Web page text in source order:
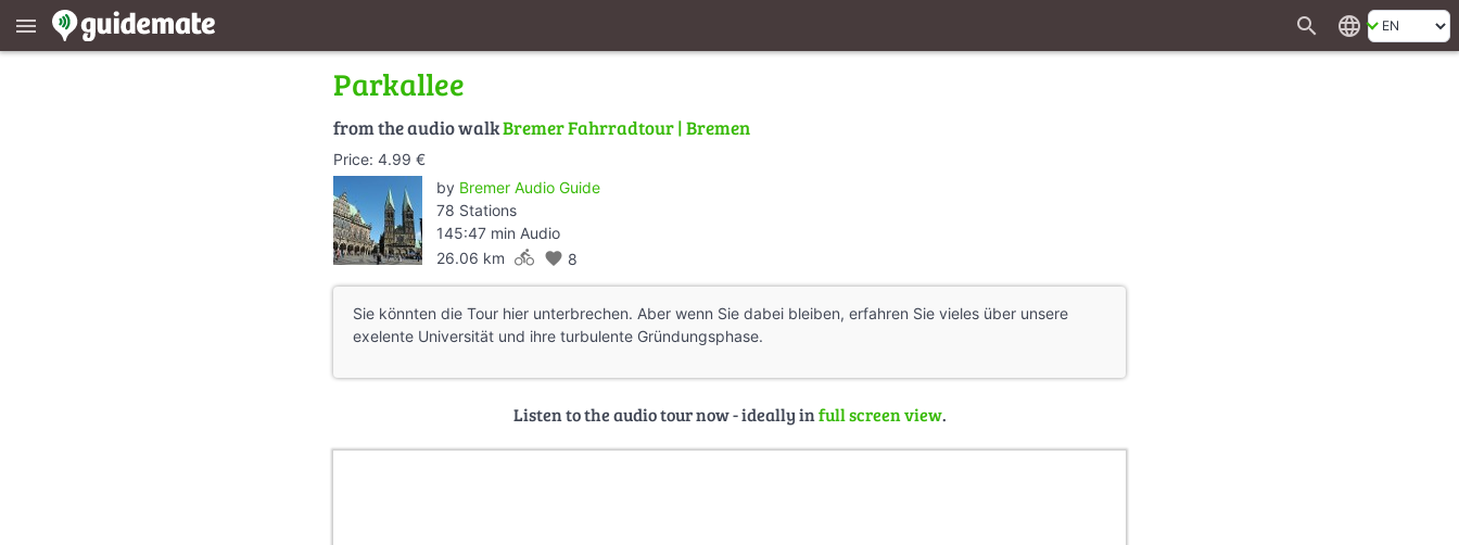
menu search language
Parkallee
from the audio walkBremer Fahrradtour | Bremen
Price: 4.99 €
by Bremer Audio Guide
78 Stations
145:47 min Audio
26.06 km directions_bike favorite 8
Sie könnten die Tour hier unterbrechen. Aber wenn Sie dabei bleiben, erfahren Sie vieles über unsere
exelente Universität und ihre turbulente Gründungsphase.
Listen to the audio tour now - ideally infull screen view.